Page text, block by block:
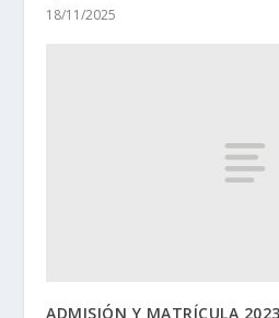
18/11/2025
ADMISIÓN Y MATRÍCULA